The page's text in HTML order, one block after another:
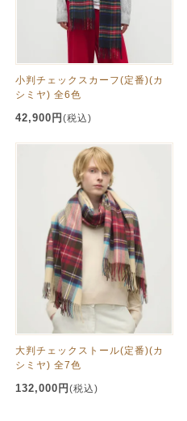
小判チェックスカーフ(定番)(カ
シミヤ) 全6色
42,900円 (税込)
大判チェックストール(定番)(カ
シミヤ) 全7色
132,000円 (税込)